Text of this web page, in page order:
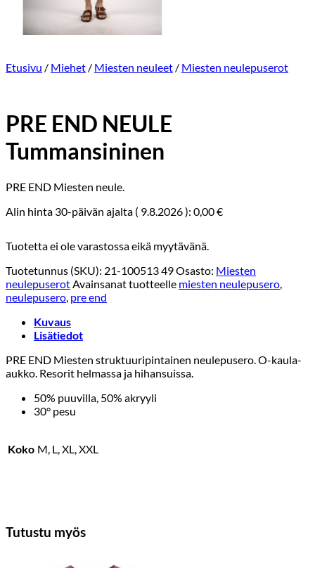
Etusivu / Miehet / Miesten neuleet / Miesten neulepuserot
PRE END NEULE
Tummansininen
PRE END Miesten neule.
Alin hinta 30-päivän ajalta ( 9.8.2026): 0,00€
Tuotetta ei ole varastossa eikä myytävänä.
Tuotetunnus (SKU): 21-100513 49Osasto: Miesten
neulepuserotAvainsanat tuotteelle miesten neulepusero,
neulepusero, pre end
Kuvaus
Lisätiedot
PRE END Miesten struktuuripintainen neulepusero. O-kaula-
aukko. Resorit helmassa ja hihansuissa.
50% puuvilla, 50% akryyli
30° pesu
Koko M, L, XL, XXL
Tutustu myös